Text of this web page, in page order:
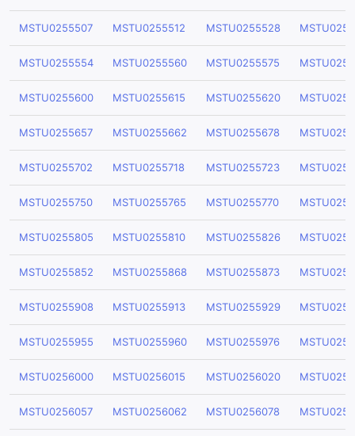
MSTU0255507 MSTU0255512 MSTU0255528
MSTU0255554 MSTU0255560 MSTU0255575
MSTU0255600 MSTU0255615 MSTU0255620
MSTU0255657 MSTU0255662 MSTU0255678
MSTU0255702 MSTU0255718 MSTU0255723
MSTU0255750 MSTU0255765 MSTU0255770
MSTU0255805 MSTU0255810 MSTU0255826
MSTU0255852 MSTU0255868 MSTU0255873
MSTU0255908 MSTU0255913 MSTU0255929
MSTU0255955 MSTU0255960 MSTU0255976
MSTU0256000 MSTU0256015 MSTU0256020
MSTU0256057 MSTU0256062 MSTU0256078